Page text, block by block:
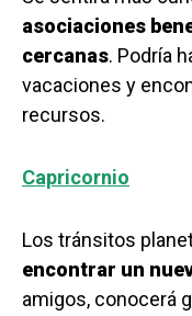
asociaciones
cercanas. Podría
vacaciones y
recursos.
Capricornio
Los tránsitos
encontrar un
amigos, conocerá